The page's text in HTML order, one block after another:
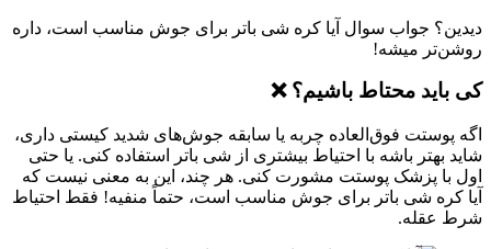
دیدین؟ جواب سوال آیا کره شی باتر برای جوش مناسب است، داره
روشن‌تر میشه!
کی باید محتاط باشیم؟ ❌
اگه پوستت فوق‌العاده چربه یا سابقه جوش‌های شدید کیستی داری،
شاید بهتر باشه با احتیاط بیشتری از شی باتر استفاده کنی. یا حتی
اول با پزشک پوستت مشورت کنی. هر چند، این به معنی نیست که
آیا کره شی باتر برای جوش مناسب است، حتماً منفیه! فقط احتیاط
شرط عقله.